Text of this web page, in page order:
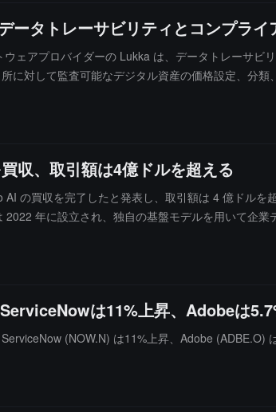
タトレーサビリティとコンプラ
ェアプロバイダーの Lukka は、データトレーサビ
に対して監査可能なデジタル資産の価格設定、分
イヤー」を提供し、価格設定、分類、出所証明
収、取引額は4億ドルを超える
の買収を完了したと発表し、取引額は 4 億ドル
年に設立され、独自の基盤モデルを用いて企
は11%上昇、Adobeは
(NOW.N) は11%上昇、Adobe (ADBE.O)